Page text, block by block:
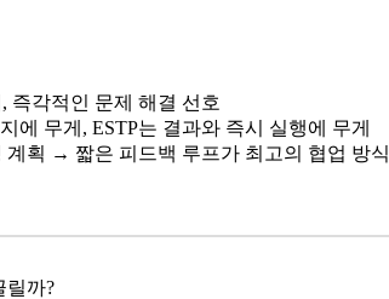
즉각적인 문제 해결 선호
에 무게, ESTP는 결과와 즉시 실행에 무게
획 → 짧은 피드백 루프가 최고의 협업 방식
릴까?